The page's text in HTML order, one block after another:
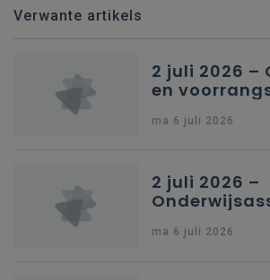
Verwante artikels
2 juli 2026 –
en
secundair
ma 6 juli 2026
2 juli 2026 –
ma 6 juli 2026